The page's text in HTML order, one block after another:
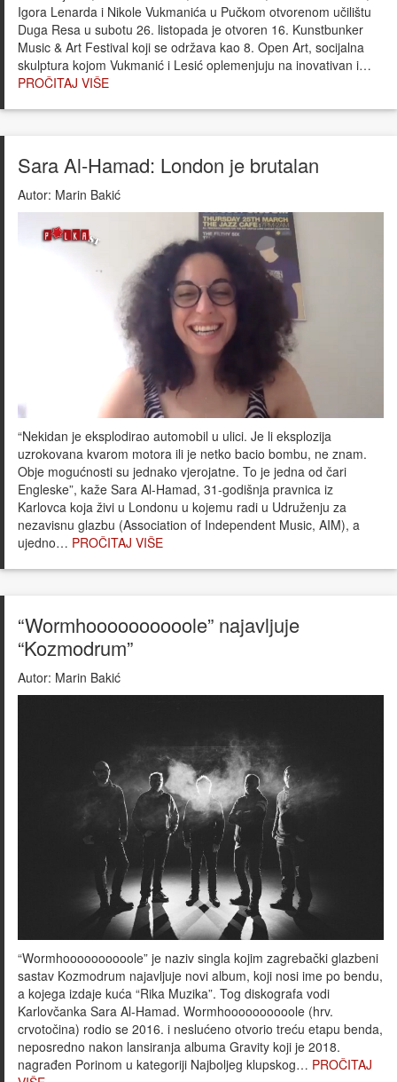
Igora Lenarda i Nikole Vukmanića u Pučkom otvorenom učilištu
Duga Resa u subotu 26. listopada je otvoren 16. Kunstbunker
Music & Art Festival koji se održava kao 8. Open Art, socijalna
skulptura kojom Vukmanić i Lesić oplemenjuju na inovativan i…
PROČITAJ VIŠE
Sara Al-Hamad: London je brutalan
Autor: Marin Bakić
“Nekidan je eksplodirao automobil u ulici. Je li eksplozija
uzrokovana kvarom motora ili je netko bacio bombu, ne znam.
Obje mogućnosti su jednako vjerojatne. To je jedna od čari
Engleske”, kaže Sara Al-Hamad, 31-godišnja pravnica iz
Karlovca koja živi u Londonu u kojemu radi u Udruženju za
nezavisnu glazbu (Association of Independent Music, AIM), a
ujedno… PROČITAJ VIŠE
“Wormhoooooooooole” najavljuje
“Kozmodrum”
Autor: Marin Bakić
“Wormhoooooooooole” je naziv singla kojim zagrebački glazbeni
sastav Kozmodrum najavljuje novi album, koji nosi ime po bendu,
a kojega izdaje kuća “Rika Muzika”. Tog diskografa vodi
Karlovčanka Sara Al-Hamad. Wormhoooooooooole (hrv.
crvotočina) rodio se 2016. i neslućeno otvorio treću etapu benda,
neposredno nakon lansiranja albuma Gravity koji je 2018.
nagrađen Porinom u kategoriji Najboljeg klupskog… PROČITAJ